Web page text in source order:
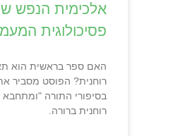
אלכימית הנפש
פסיכולוגית
האם ספר בראשית הוא
רוחנית? הפוסט מסביר
בסיפורי התורה
רוחנית ברורה.